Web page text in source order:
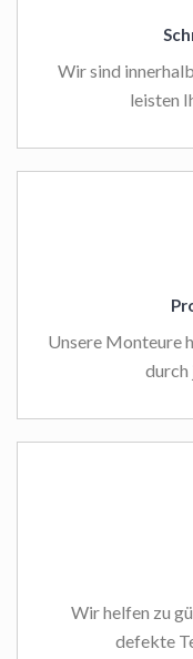
Wir sind
leisten
Unsere Monteure
durch
Wir helfen zu
defekte